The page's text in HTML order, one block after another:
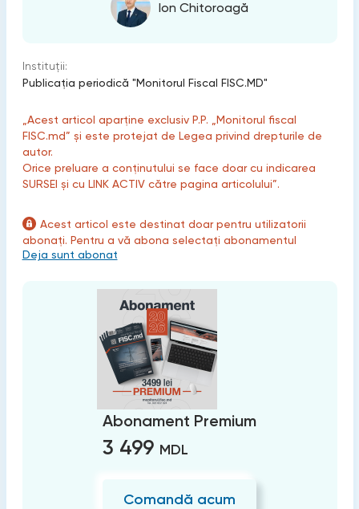
Ion Chitoroagă
Instituții:
Publicaţia periodică "Monitorul Fiscal FISC.MD"
„Acest articol aparține exclusiv P.P. „Monitorul fiscal
FISC.md” și este protejat de Legea privind drepturile de
autor.
Orice preluare a conținutului se face doar cu indicarea
SURSEI și cu LINK ACTIV către pagina articolului”.
Acest articol este destinat doar pentru utilizatorii
abonați. Pentru a vă abona selectați abonamentul
Deja sunt abonat
Abonament Premium
3 499 MDL
Comandă acum